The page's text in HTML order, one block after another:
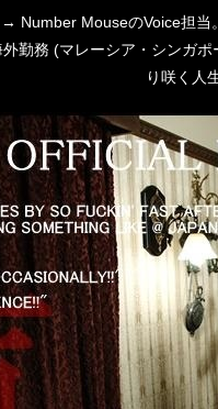
MouseのVoice担
勤務 (マレーシア・シンガ
り咲く人